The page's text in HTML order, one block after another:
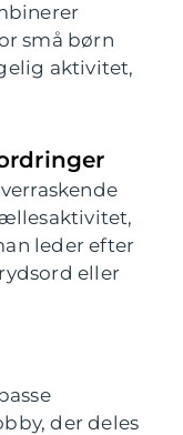
små børn
aktivitet,
leder efter
eller
der deles